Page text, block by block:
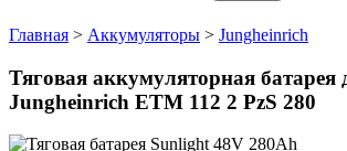
Главная > Аккумуляторы > Jungheinrich
Тяговая аккумуляторная батарея
Jungheinrich ETM 112 2 PzS 280